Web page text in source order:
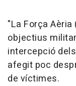
"La Força
objectius
intercepció
afegit poc
de víctimes.